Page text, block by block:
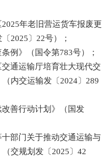
2025年老旧营运货车报废更
2025〕22号）；
例》（国令第783号）；
交通运输厅培育壮大现代交
内交运输发〔2024〕289
改善行动计划》（国发
十部门关于推动交通运输与
交规划发〔2025〕42